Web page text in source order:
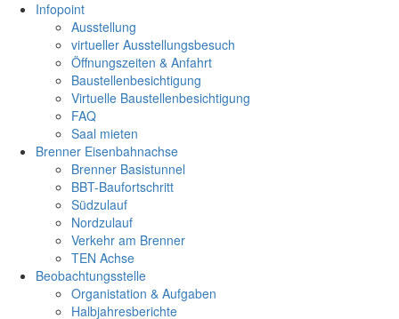
Infopoint
Ausstellung
virtueller Ausstellungsbesuch
Öffnungszeiten & Anfahrt
Baustellenbesichtigung
Virtuelle Baustellenbesichtigung
FAQ
Saal mieten
Brenner Eisenbahnachse
Brenner Basistunnel
BBT-Baufortschritt
Südzulauf
Nordzulauf
Verkehr am Brenner
TEN Achse
Beobachtungsstelle
Organistation & Aufgaben
Halbjahresberichte